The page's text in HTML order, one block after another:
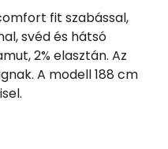
fit szabással,
svéd és hátsó
2% elasztán. Az
A modell 188 cm